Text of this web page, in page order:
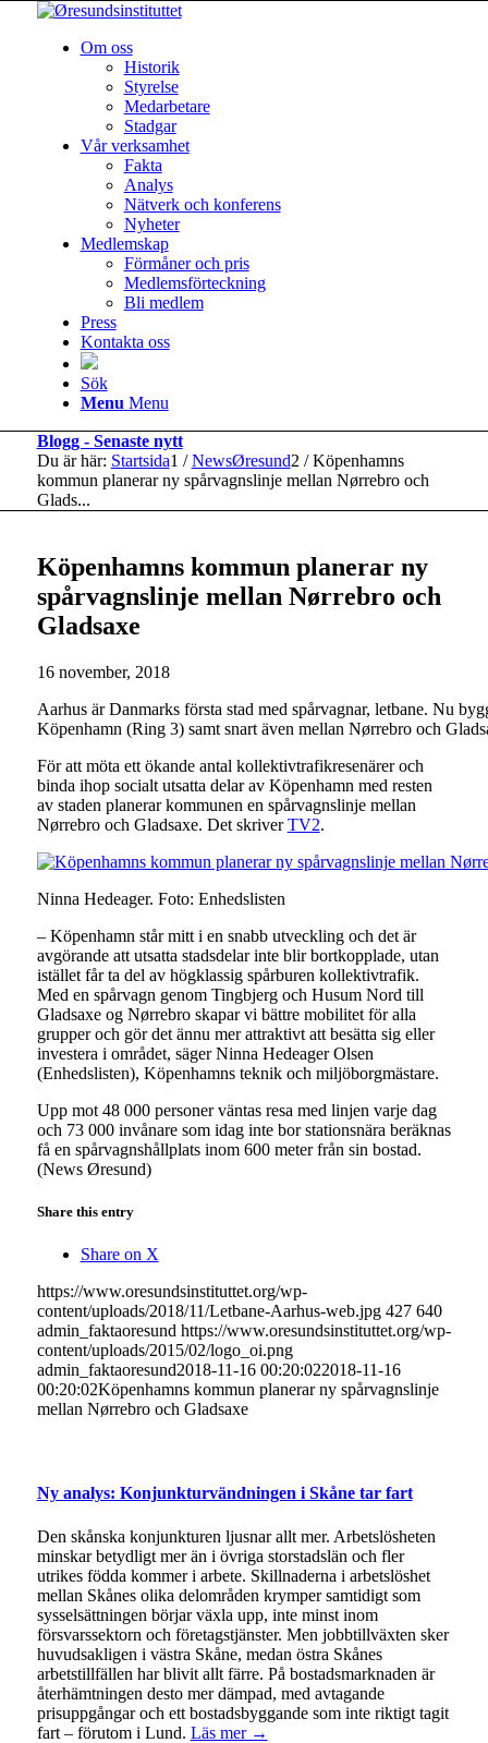
Om oss
Historik
Styrelse
Medarbetare
Stadgar
Vår verksamhet
Fakta
Analys
Nätverk och konferens
Nyheter
Medlemskap
Förmåner och pris
Medlemsförteckning
Bli medlem
Press
Kontakta oss
Sök
Menu Menu
Blogg - Senaste nytt
Du är här: Startsida1 / NewsØresund2 / Köpenhamns
kommun planerar ny spårvagnslinje mellan Nørrebro och
Glads...
Köpenhamns kommun planerar ny
spårvagnslinje mellan Nørrebro och
Gladsaxe
16 november, 2018
Aarhus är Danmarks första stad med spårvagnar, letbane. Nu
Köpenhamn (Ring 3) samt snart även mellan Nørrebro och
För att möta ett ökande antal kollektivtrafikresenärer och
binda ihop socialt utsatta delar av Köpenhamn med resten
av staden planerar kommunen en spårvagnslinje mellan
Nørrebro och Gladsaxe. Det skriverTV2.
Ninna Hedeager. Foto: Enhedslisten
– Köpenhamn står mitt i en snabb utveckling och det är
avgörande att utsatta stadsdelar inte blir bortkopplade, utan
istället får ta del av högklassig spårburen kollektivtrafik.
Med en spårvagn genom Tingbjerg och Husum Nord till
Gladsaxe og Nørrebro skapar vi bättre mobilitet för alla
grupper och gör det ännu mer attraktivt att besätta sig eller
investera i området, säger Ninna Hedeager Olsen
(Enhedslisten), Köpenhamns teknik och miljöborgmästare.
Upp mot 48 000 personer väntas resa med linjen varje dag
och 73 000 invånare som idag inte bor stationsnära beräknas
få en spårvagnshållplats inom 600 meter från sin bostad.
(News Øresund)
Share this entry
Share on X
https://www.oresundsinstituttet.org/wp-
content/uploads/2018/11/Letbane-Aarhus-web.jpg 427 640
admin_faktaoresund https://www.oresundsinstituttet.org/wp-
content/uploads/2015/02/logo_oi.png
admin_faktaoresund2018-11-16 00:20:022018-11-16
00:20:02Köpenhamns kommun planerar ny spårvagnslinje
mellan Nørrebro och Gladsaxe
Ny analys: Konjunkturvändningen i Skåne tar fart
Den skånska konjunkturen ljusnar allt mer. Arbetslösheten
minskar betydligt mer än i övriga storstadslän och fler
utrikes födda kommer i arbete. Skillnaderna i arbetslöshet
mellan Skånes olika delområden krymper samtidigt som
sysselsättningen börjar växla upp, inte minst inom
försvarssektorn och företagstjänster. Men jobbtillväxten sker
huvudsakligen i västra Skåne, medan östra Skånes
arbetstillfällen har blivit allt färre. På bostadsmarknaden är
återhämtningen desto mer dämpad, med avtagande
prisuppgångar och ett bostadsbyggande som inte riktigt tagit
fart – förutom i Lund. Läs mer →